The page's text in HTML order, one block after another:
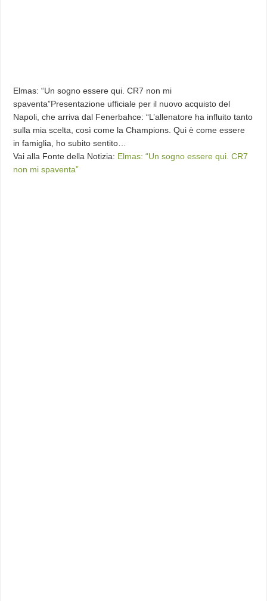
Elmas: “Un sogno essere qui. CR7 non mi
spaventa”Presentazione ufficiale per il nuovo acquisto del
Napoli, che arriva dal Fenerbahce: “L’allenatore ha influito tanto
sulla mia scelta, così come la Champions. Qui è come essere
in famiglia, ho subito sentito…
Vai alla Fonte della Notizia: Elmas: “Un sogno essere qui. CR7
non mi spaventa”